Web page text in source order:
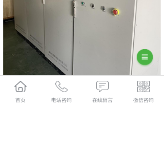
首页 电话咨询 在线留言 微信咨询